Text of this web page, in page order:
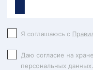
Я соглашаюсь с
Даю согласие на
персональных данных.